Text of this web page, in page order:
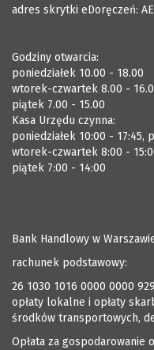
adres skrytki eDoręczeń:
Godziny otwarcia:
poniedziałek 10.00 - 18.00
wtorek-czwartek 8.00 -
piątek 7.00 - 15.00
Kasa Urzędu czynna:
poniedziałek 10:00 - 17:45,
wtorek-czwartek 8:00 -
piątek 7:00 - 14:00
Bank Handlowy w
rachunek podstawowy:
26 1030 1016 0000 0000
opłaty lokalne i opłaty
środków transportowych,
Opłata za gospodarowanie